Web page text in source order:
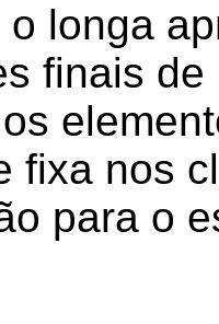
o longa
finais
fixa nos
para o